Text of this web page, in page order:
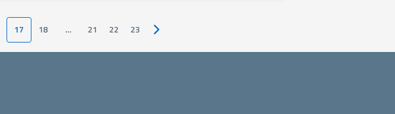
17 18 … 21 22 23 Pagina successiva